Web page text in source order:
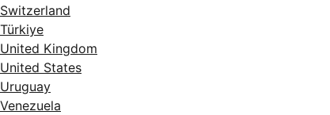
Switzerland
Türkiye
United Kingdom
United States
Uruguay
Venezuela